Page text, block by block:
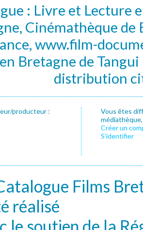
: Livre et Lecture
Cinémathèque de
www.film-
Bretagne de
distribution
producteur :
Vous êtes
Créer un
S’identifier
Films
réalisé
le soutien de la